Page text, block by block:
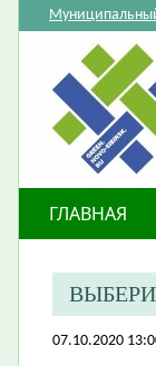
ГЛАВНАЯ
07.10.2020